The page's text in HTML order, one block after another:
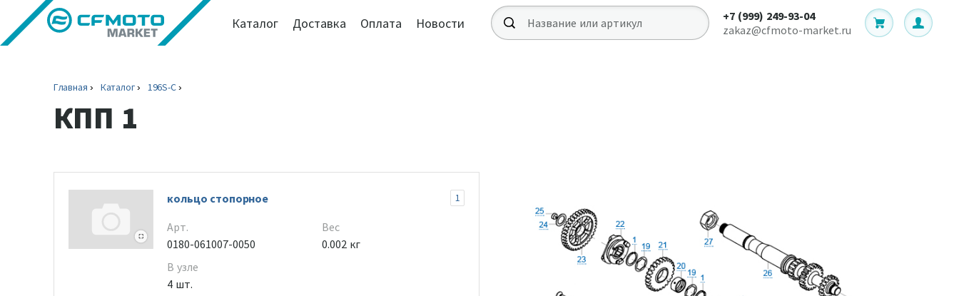
Каталог Доставка Оплата Новости
+7 (999) 249-93-04
zakaz@cfmoto-market.ru
Главная Каталог 196S-C
КПП 1
кольцо стопорное 1
Арт.
0180-061007-0050
В узле
4 шт.
Вес
0.002 кг